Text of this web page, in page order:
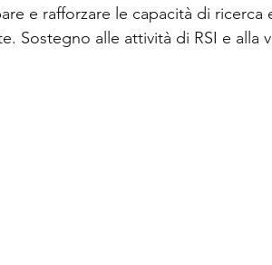
e rafforzare le capacità di
Sostegno alle attività di RSI e alla